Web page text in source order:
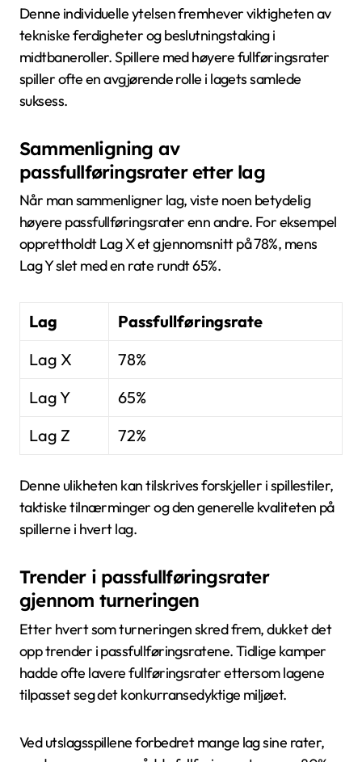
Denne individuelle ytelsen fremhever viktigheten av
tekniske ferdigheter og beslutningstaking i
midtbaneroller. Spillere med høyere fullføringsrater
spiller ofte en avgjørende rolle i lagets samlede
suksess.
Sammenligning av
passfullføringsrater etter lag
Når man sammenligner lag, viste noen betydelig
høyere passfullføringsrater enn andre. For eksempel
opprettholdt Lag X et gjennomsnitt på 78%, mens
Lag Y slet med en rate rundt 65%.
Lag
Passfullføringsrate
Lag X
78%
Lag Y
65%
Lag Z
72%
Denne ulikheten kan tilskrives forskjeller i spillestiler,
taktiske tilnærminger og den generelle kvaliteten på
spillerne i hvert lag.
Trender i passfullføringsrater
gjennom turneringen
Etter hvert som turneringen skred frem, dukket det
opp trender i passfullføringsratene. Tidlige kamper
hadde ofte lavere fullføringsrater ettersom lagene
tilpasset seg det konkurransedyktige miljøet.
Ved utslagsspillene forbedret mange lag sine rater,